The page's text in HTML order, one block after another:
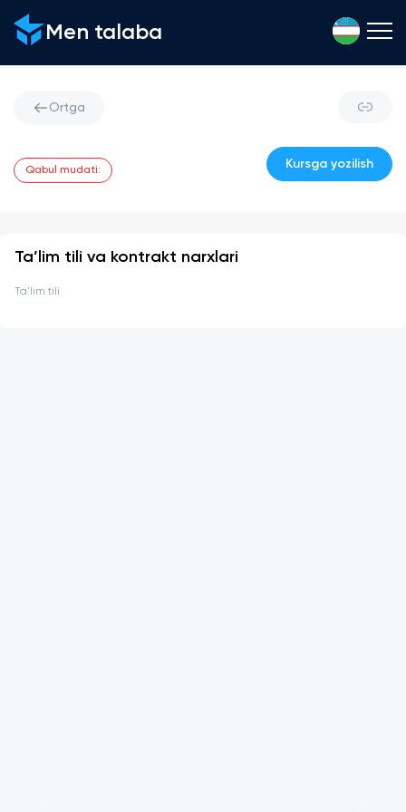
Men talaba
Ortga
Kursga yozilish
Qabul mudati:
Ta’lim tili va kontrakt narxlari
Ta'lim tili